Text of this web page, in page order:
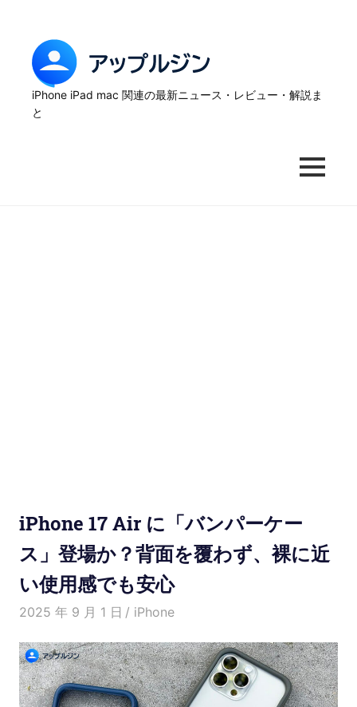
content
ッ
便
利
能
紹
iPhone iPad mac 関連の最新ニュース・レビュー・解説ま
と
MENU
iPhone 17 Air に「バンパーケー
ス」登場か？背面を覆わず、裸に近
い使用感でも安心
2025 年 9 月 1 日 愛麗絲
iPhone